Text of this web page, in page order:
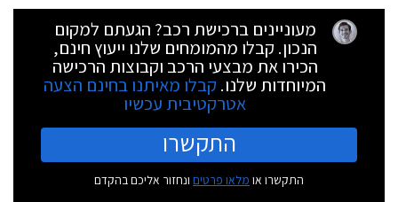
מעוניינים ברכישת רכב? הגעתם למקום
הנכון. קבלו מהמומחים שלנו ייעוץ חינם,
הכירו את מבצעי הרכב וקבוצות הרכישה
המיוחדות שלנו. קבלו מאיתנו בחינם הצעה
אטרקטיבית עכשיו
התקשרו
התקשרו או מלאו פרטים ונחזור אליכם בהקדם